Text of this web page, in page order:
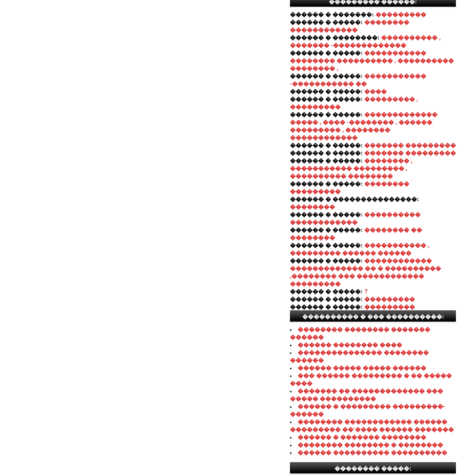
��������� ������:
������ � �������: ���������
������ � �����: ��������
������������
������ � ��������: ���������� ,
������� -�������������
������ � �����: �����������
�������� ���������� , ����������
�������� ,
������ � �����: �����������
-����������� ��
������ � �����: ����
������ � �����: ��������� ,
���������
������ � �����: �������������
����� , ���� -�������� , ������
��������� , ��������
������������
������ � �����: ������� ���������
������ � �����: ������� ���������
������ � �����: �������� ,
����������� ��������� ,
���������� ��������
������ � �����: ��������
���������
������ � ���������������:
��������
������ � �����: ����������
������������
������ � �����: �������� ��
��������
������ � �����: ����������� ,
��������� ������ ������
������ � �����: ������������
������������� �� � ����������
,�������� ��� ������������
���������
������ � �����: ?
������ � �����: ���������
������ � �����: ���������
���������� � ��� ����������:
�������� �������� �������
������
������ �������� ����
��������������� ��������
������
������ ����� ����� ������
��� ������ ��������� � �� �����
����
������� �� ������������� ���
����� ����������
������ � ��������� ���������-
������
�������� ������������ ������
��������� ��'���� ������ �������
������ � ������� ��������
�������� �������� � ��������
������ ���������� ����������
�������� �����: